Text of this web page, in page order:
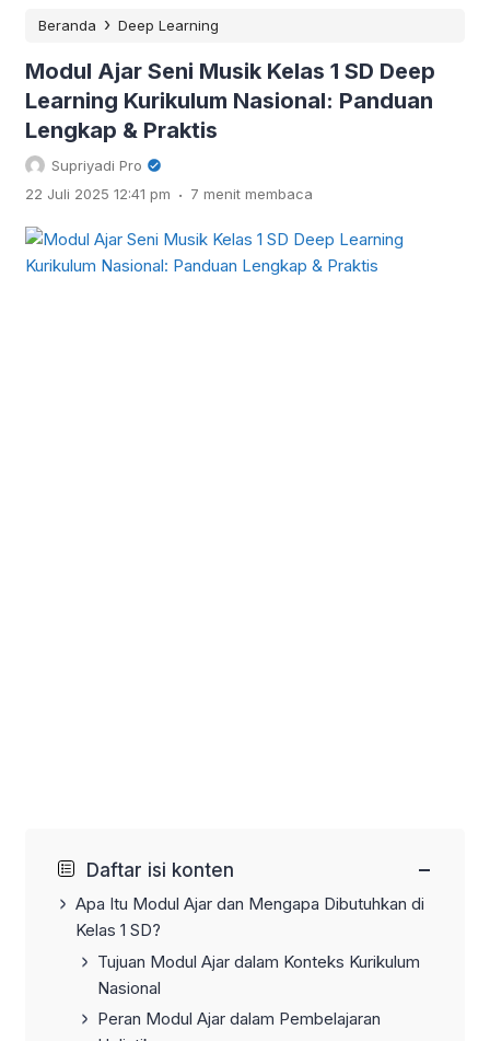
Beranda › Deep Learning
Modul Ajar Seni Musik Kelas 1 SD Deep
Learning Kurikulum Nasional: Panduan
Lengkap & Praktis
Supriyadi Pro
22 Juli 2025 12:41 pm . 7 menit membaca
Daftar isi konten −
Apa Itu Modul Ajar dan Mengapa Dibutuhkan di
Kelas 1 SD?
Tujuan Modul Ajar dalam Konteks Kurikulum
Nasional
Peran Modul Ajar dalam Pembelajaran